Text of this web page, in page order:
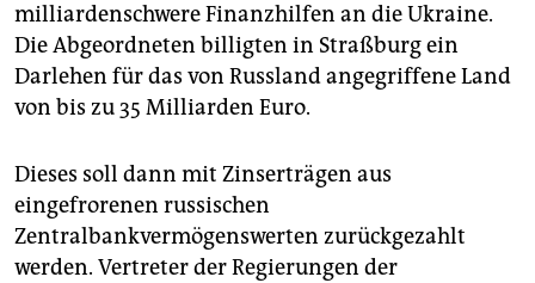
milliardenschwere Finanzhilfen an die Ukraine.
Die Abgeordneten billigten in Straßburg ein
Darlehen für das von Russland angegriffene Land
von bis zu 35 Milliarden Euro.
Dieses soll dann mit Zinserträgen aus
eingefrorenen russischen
Zentralbankvermögenswerten zurückgezahlt
werden. Vertreter der Regierungen der